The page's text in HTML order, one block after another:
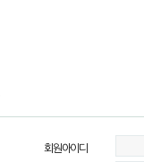
회원아이디